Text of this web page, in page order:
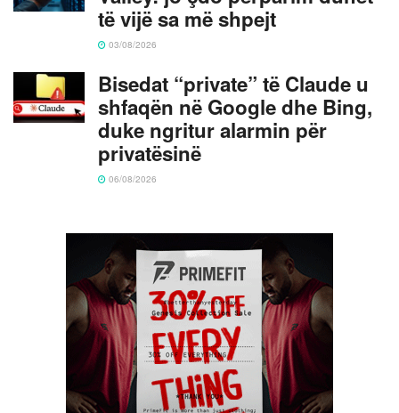
të vijë sa më shpejt
03/08/2026
Bisedat “private” të Claude u
shfaqën në Google dhe Bing,
duke ngritur alarmin për
privatësinë
06/08/2026